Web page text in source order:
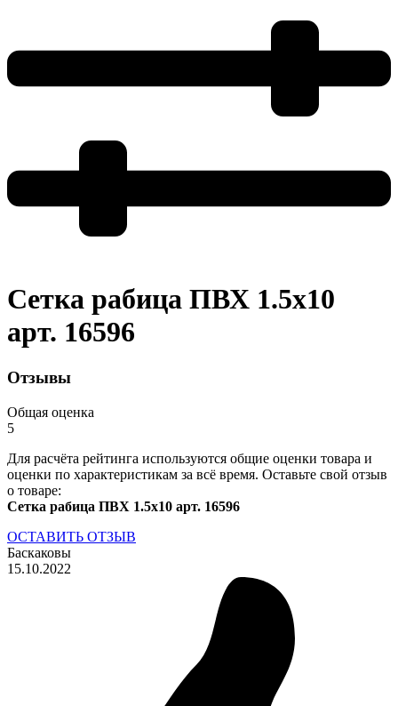
Сетка рабица ПВХ 1.5х10
арт. 16596
Отзывы
Общая оценка
5
Для расчёта рейтинга используются общие оценки товара и
оценки по характеристикам за всё время. Оставьте свой отзыв
о товаре:
Сетка рабица ПВХ 1.5х10 арт. 16596
ОСТАВИТЬ ОТЗЫВ
Баскаковы
15.10.2022